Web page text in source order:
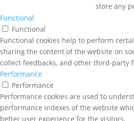
store any
Functional
Functional
Functional cookies help to perform
sharing the content of the website on
collect feedbacks, and other third-party
Performance
Performance
Performance cookies are used to
performance indexes of the website
better user experience for the visitors.